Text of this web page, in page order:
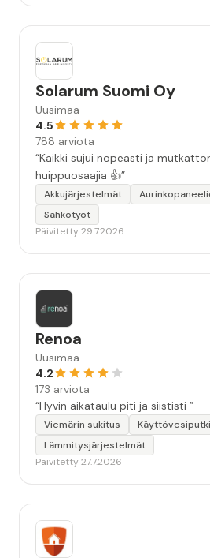
Solarum Suomi Oy
Uusimaa
4.5
788 arviota
“Kaikki sujui nopeasti ja
huippuosaajia 👍”
Akkujärjestelmät
Sähkötyöt
Päivitetty 29.7.2026
Renoa
Uusimaa
4.2
173 arviota
“Hyvin aikataulu piti ja siististi ”
Viemärin sukitus
Lämmitysjärjestelmät
Päivitetty 27.7.2026